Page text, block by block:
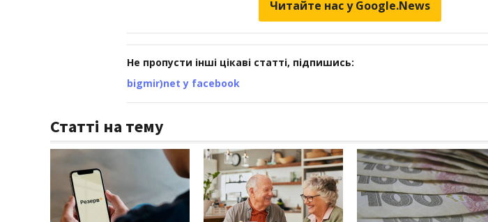
Читайте нас у Google.News
Не пропусти інші цікаві статті, підпишись:
bigmir)net у facebook
Статті на тему